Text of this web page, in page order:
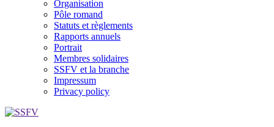
Organisation
Pôle romand
Statuts et règlements
Rapports annuels
Portrait
Membres solidaires
SSFV et la branche
Impressum
Privacy policy